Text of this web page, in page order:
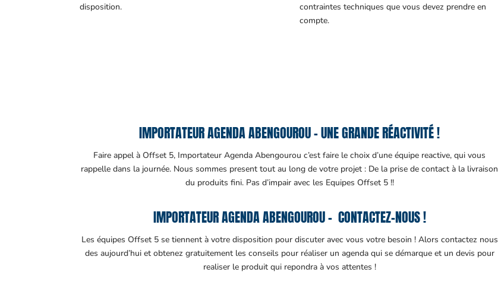
disposition.
contraintes techniques que vous devez prendre en
compte.
IMPORTATEUR AGENDA ABENGOUROU – UNE GRANDE RÉACTIVITÉ !
Faire appel à Offset 5, Importateur Agenda Abengourou c’est faire le choix d’une équipe reactive, qui vous
rappelle dans la journée. Nous sommes present tout au long de votre projet : De la prise de contact à la livraison
du produits fini. Pas d’impair avec les Equipes Offset 5 !!
IMPORTATEUR AGENDA ABENGOUROU – CONTACTEZ-NOUS !
Les équipes Offset 5 se tiennent à votre disposition pour discuter avec vous votre besoin ! Alors contactez nous
des aujourd’hui et obtenez gratuitement les conseils pour réaliser un agenda qui se démarque et un devis pour
realiser le produit qui repondra à vos attentes !